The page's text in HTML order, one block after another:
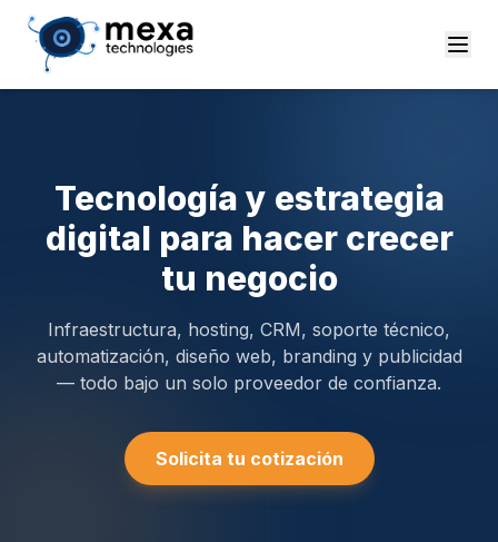
Tecnología y estrategia
digital para hacer crecer
tu negocio
Infraestructura, hosting, CRM, soporte técnico,
automatización, diseño web, branding y publicidad
— todo bajo un solo proveedor de confianza.
Solicita tu cotización